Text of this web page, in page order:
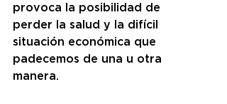
provoca la posibilidad de
perder la salud y la difícil
situación económica que
padecemos de una u otra
manera.